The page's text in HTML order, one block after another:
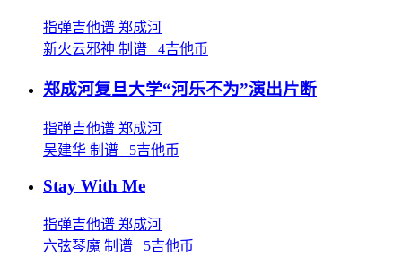
指弹吉他谱 郑成河
新火云邪神 制谱 4吉他币
郑成河复旦大学“河乐不为”演出片断
指弹吉他谱 郑成河
吴建华 制谱 5吉他币
Stay With Me
指弹吉他谱 郑成河
六弦琴魔 制谱 5吉他币